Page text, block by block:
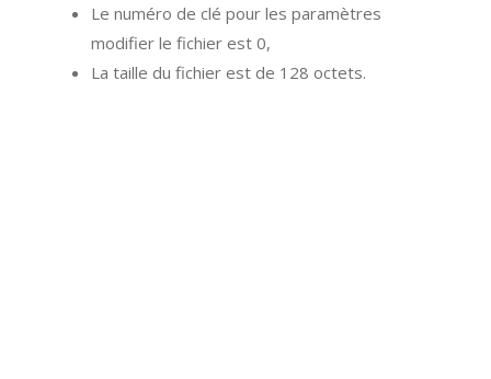
Le numéro de clé pour les paramètres
modifier le fichier est 0,
La taille du fichier est de 128 octets.